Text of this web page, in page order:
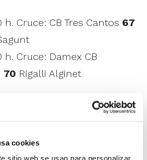
cookies
sitio web se usan para personalizar
h. Cruce: CB Tres Cantos 67
h. Cruce: Damex CB
70 Rigalli Alginet
los equipos de la Comunitat